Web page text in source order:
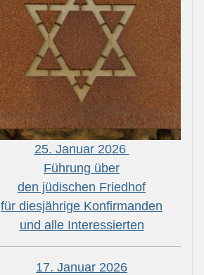
25. Januar 2026
Führung über
den jüdischen Friedhof
für diesjährige Konfirmanden
und alle Interessierten
17. Januar 2026